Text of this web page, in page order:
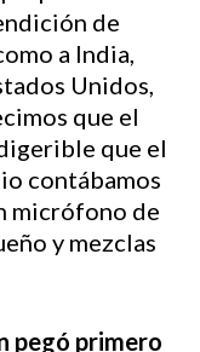
de
a India,
Unidos,
que el
que el
contábamos
micrófono de
y mezclas
pegó primero